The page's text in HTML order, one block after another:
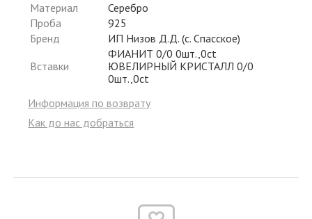
Материал
Серебро
Проба
925
Бренд
ИП Низов Д.Д. (с. Спасское)
Вставки
ФИАНИТ 0/0 0шт.,0ct
ЮВЕЛИРНЫЙ КРИСТАЛЛ 0/0
0шт.,0ct
Информация по возврату
Как до нас добраться